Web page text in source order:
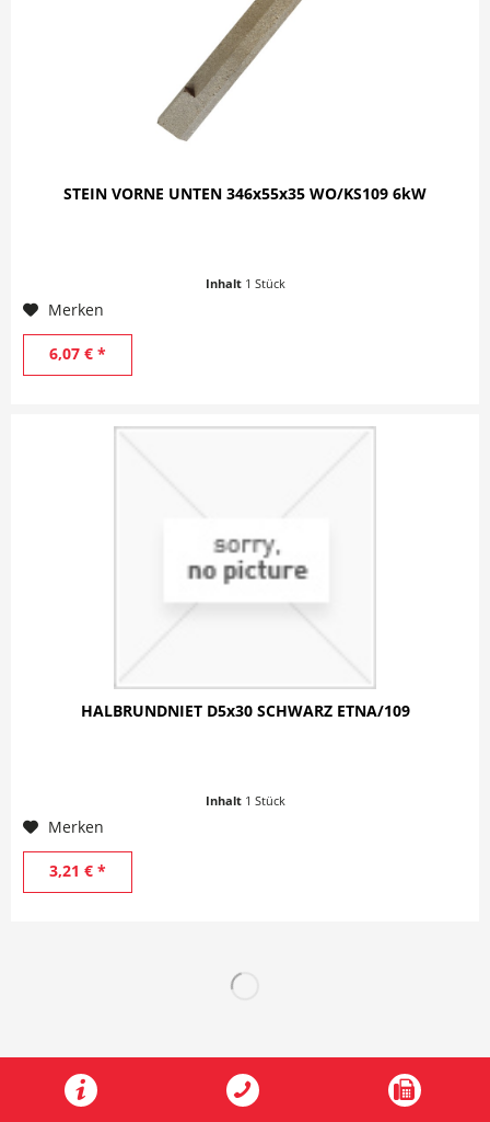
STEIN VORNE UNTEN 346x55x35 WO/KS109 6kW
Inhalt 1 Stück
Merken
6,07 € *
HALBRUNDNIET D5x30 SCHWARZ ETNA/109
Inhalt 1 Stück
Merken
3,21 € *